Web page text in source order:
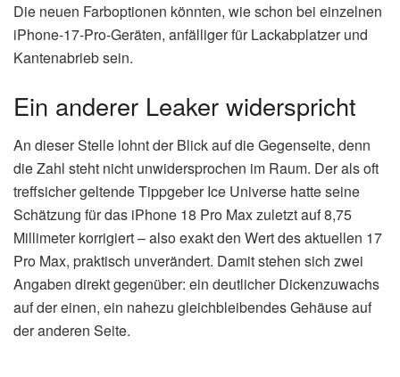
Die neuen Farboptionen könnten, wie schon bei einzelnen
iPhone-17-Pro-Geräten, anfälliger für Lackabplatzer und
Kantenabrieb sein.
Ein anderer Leaker widerspricht
An dieser Stelle lohnt der Blick auf die Gegenseite, denn
die Zahl steht nicht unwidersprochen im Raum. Der als oft
treffsicher geltende Tippgeber Ice Universe hatte seine
Schätzung für das iPhone 18 Pro Max zuletzt auf 8,75
Millimeter korrigiert – also exakt den Wert des aktuellen 17
Pro Max, praktisch unverändert. Damit stehen sich zwei
Angaben direkt gegenüber: ein deutlicher Dickenzuwachs
auf der einen, ein nahezu gleichbleibendes Gehäuse auf
der anderen Seite.